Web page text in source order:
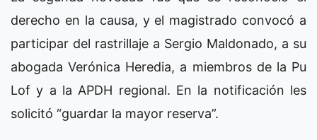
derecho en la causa, y el magistrado convocó a
participar del rastrillaje a Sergio Maldonado, a su
abogada Verónica Heredia, a miembros de la Pu
Lof y a la APDH regional. En la notificación les
solicitó “guardar la mayor reserva”.